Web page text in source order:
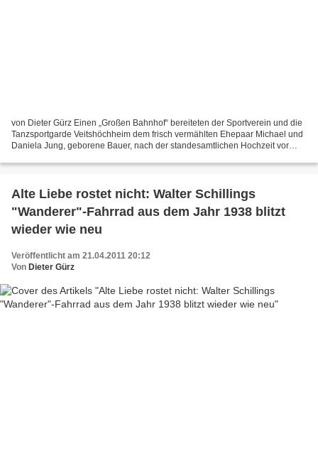
von Dieter Gürz Einen „Großen Bahnhof“ bereiteten der Sportverein und die
Tanzsportgarde Veitshöchheim dem frisch vermählten Ehepaar Michael und
Daniela Jung, geborene Bauer, nach der standesamtlichen Hochzeit vor
Alte Liebe rostet nicht: Walter Schillings
"Wanderer"-Fahrrad aus dem Jahr 1938 blitzt
wieder wie neu
Veröffentlicht am 21.04.2011 20:12
Von Dieter Gürz